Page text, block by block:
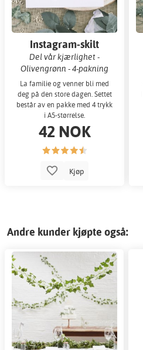
Instagram-skilt
Del vår kjærlighet -
Olivengrønn - 4-pakning
La familie og venner bli med
deg på den store dagen. Settet
består av en pakke med 4 trykk
i A5-størrelse.
42 NOK
Kjøp
Andre kunder kjøpte også: